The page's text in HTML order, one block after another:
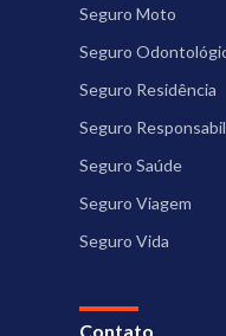
Seguro Moto
Seguro
Seguro Residência
Seguro
Seguro Saúde
Seguro Viagem
Seguro Vida
Contato